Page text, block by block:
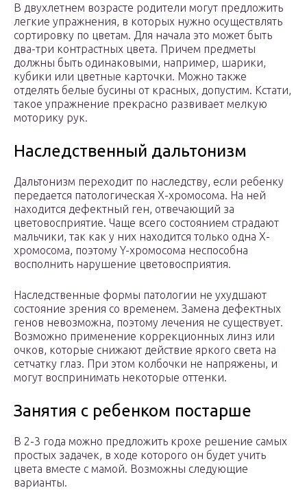
В двухлетнем возрасте родители могут предложить
легкие упражнения, в которых нужно осуществлять
сортировку по цветам. Для начала это может быть
два-три контрастных цвета. Причем предметы
должны быть одинаковыми, например, шарики,
кубики или цветные карточки. Можно также
отделять белые бусины от красных, допустим. Кстати,
такое упражнение прекрасно развивает мелкую
моторику рук.
Наследственный дальтонизм
Дальтонизм переходит по наследству, если ребенку
передается патологическая X-хромосома. На ней
находится дефектный ген, отвечающий за
цветовосприятие. Чаще всего состоянием страдают
мальчики, так как у них находится только одна X-
хромосома, поэтому Y-хромосома неспособна
восполнить нарушение цветовосприятия.
Наследственные формы патологии не ухудшают
состояние зрения со временем. Замена дефектных
генов невозможна, поэтому лечения не существует.
Возможно применение коррекционных линз или
очков, которые снижают действие яркого света на
сетчатку глаз. При этом колбочки не напряжены, и
могут воспринимать некоторые оттенки.
Занятия с ребенком постарше
В 2-3 года можно предложить крохе решение самых
простых задачек, в ходе которого он будет учить
цвета вместе с мамой. Возможны следующие
варианты.